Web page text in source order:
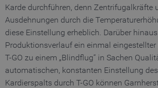
Karde durchführen, denn Zentrifugalkräfte
Ausdehnungen durch die
diese Einstellung erheblich. Darüber
Produktionsverlauf ein einmal
T-GO zu einem „Blindflug“ in Sachen
automatischen, konstanten Einstellung
Kardierspalts durch T-GO können